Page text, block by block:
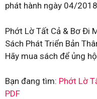
phát hành ngày 04/
Phớt Lờ Tất Cả & Bơ Đi
Sách Phát Triển Bản
Hãy mua sách để ủng
Bạn đang tìm: Phớt Lờ
PDF